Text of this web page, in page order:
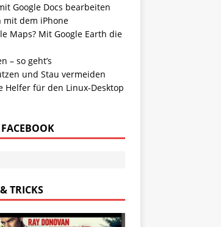
Google Docs bearbeiten
mit dem iPhone
Maps? Mit Google Earth die
– so geht’s
und Stau vermeiden
Helfer für den Linux-Desktop
TRICKS